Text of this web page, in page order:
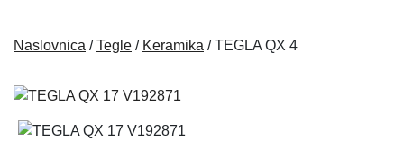
Naslovnica /Tegle / Keramika / TEGLA QX 4